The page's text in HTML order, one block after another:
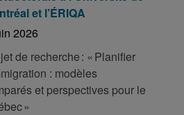
et l’ÉRIQA
2026
de recherche : « Planifier
: modèles
et perspectives pour le
»